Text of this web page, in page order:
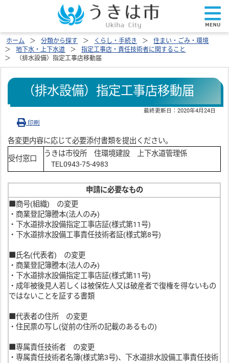
ホーム 分類から探す くらし・手続き
住まい・ごみ・環境
地下水・上下水道
指定工事店・責任技術者に関すること
（排水設備）指定工事店移動届
（排水設備）指定工事店移動届
最終更新日：2020年4月24日
印刷
各変更内容に応じて必要添付書類を提出ください。
受付窓口
うきは市役所 住環境建設 上下水道管理係
TEL0943-75-4983
申請に必要なもの
■商号(組織) の変更
・商業登記簿謄本(法人のみ)
・下水道排水設備指定工事店証(様式第11号)
・下水道排水設備工事責任技術者証(様式第8号)
■氏名(代表者) の変更
・商業登記簿謄本(法人のみ)
・下水道排水設備指定工事店証(様式第11号)
・成年被後見人若しくは被保佐人又は破産者で復権を得ないもの
ではないことを証する書類
■代表者の住所 の変更
・住民票の写し(従前の住所の記載のあるもの)
■専属責任技術者 の変更
・専属責任技術者名簿(様式第3号)、下水道排水設備工事責任技術